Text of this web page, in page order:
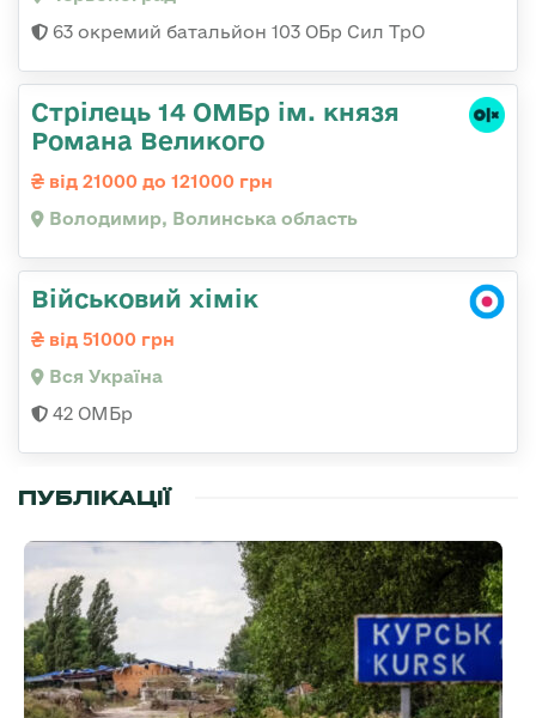
63 окремий батальйон 103 ОБр Сил ТрО
Стрілець 14 ОМБр ім. князя
Романа Великого
від 21000 до 121000 грн
Володимир, Волинська область
Військовий хімік
від 51000 грн
Вся Україна
42 ОМБр
ПУБЛІКАЦІЇ